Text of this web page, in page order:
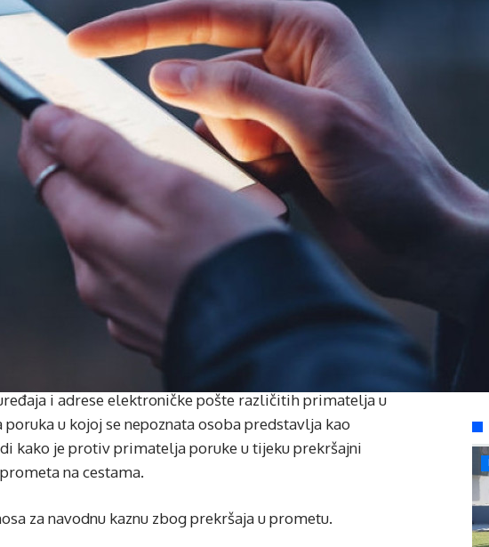
i adrese elektroničke pošte različitih primatelja u
u kojoj se nepoznata osoba predstavlja kao
kako je protiv primatelja poruke u tijeku prekršajni
na cestama.
za navodnu kaznu zbog prekršaja u prometu.